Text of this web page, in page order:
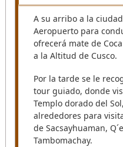
A su arribo a la
Aeropuerto para
ofrecerá mate de
a la Altitud de Cusco.
Por la tarde se le
tour guiado, donde
Templo dorado del
alrededores para
de Sacsayhuaman,
Tambomachay.